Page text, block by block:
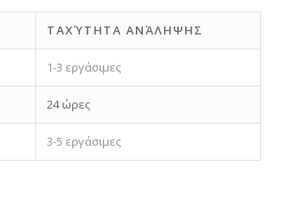
ΤΑΧΎΤΗΤΑ ΑΝΆΛΗΨΗΣ
1-3 εργάσιμες
24 ώρες
3-5 εργάσιμες